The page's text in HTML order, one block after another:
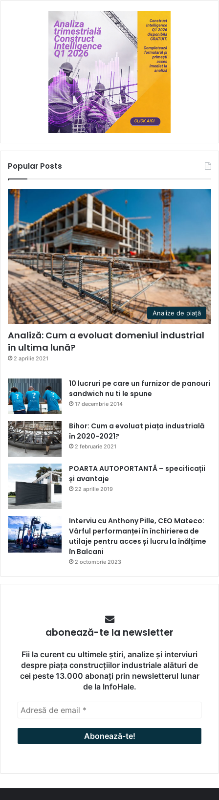
Popular Posts
Analize de piață
Analiză: Cum a evoluat domeniul industrial
în ultima lună?
2 aprilie 2021
10 lucruri pe care un furnizor de panouri
sandwich nu ti le spune
17 decembrie 2014
Bihor: Cum a evoluat piața industrială
în 2020-2021?
2 februarie 2021
POARTA AUTOPORTANTĂ – specificații
și avantaje
22 aprilie 2019
Interviu cu Anthony Pille, CEO Mateco:
Vârful performanței în închirierea de
utilaje pentru acces și lucru la înălțime
în Balcani
2 octombrie 2023
abonează-te la newsletter
Fii la curent cu ultimele știri, analize și interviuri
despre piața construcțiilor industriale alături de
cei peste 13.000 abonați prin newsletterul lunar
de la InfoHale.